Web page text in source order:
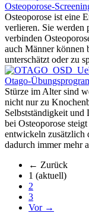
Osteoporose-
Osteoporose ist eine
verlieren. Sie werden
verbinden
auch Männer können
unterschätzt oder zu
Otago-
Stürze im Alter sind
nicht nur zu
Selbstständigkeit und
bei Osteoporose
entwickeln zusätzlich
dadurch immer mehr
← Zurück
1 (aktuell)
2
3
Vor →